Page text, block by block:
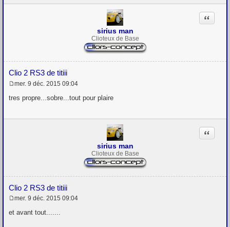
a
sirius man
Clioteux de Base
Clio 2 RS3 de titiii
Citation
e
a
mer. 9 déc. 2015 09:04
tres propre...sobre...tout pour plaire
sirius man
Clioteux de Base
Clio 2 RS3 de titiii
Citation
e
mer. 9 déc. 2015 09:04
et avant tout.......